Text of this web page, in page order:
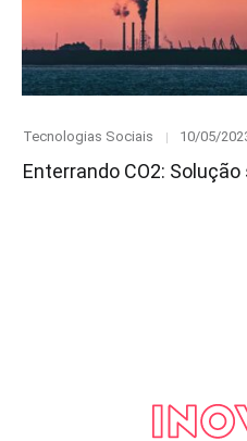
Category
Tecnologias Sociais
Posted
10/05/
Enterrando CO2: